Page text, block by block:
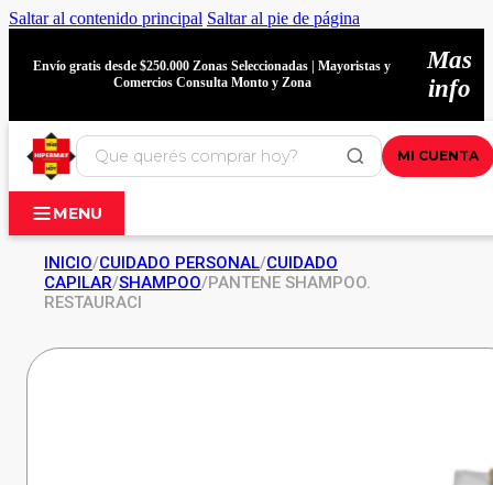
Saltar al contenido principal Saltar al pie de página
Envío gratis desde $250.000 Zonas Seleccionadas | Mayoristas y
Comercios Consulta Monto y Zona
Mas
info
MI CUENTA
MENU
INICIO/CUIDADO PERSONAL/CUIDADO
CAPILAR/SHAMPOO/PANTENE SHAMPOO.
RESTAURACI